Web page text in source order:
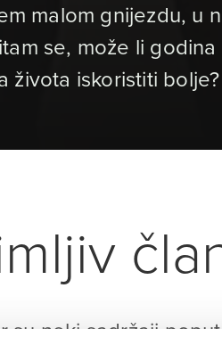
malom gnijezdu, u
se, može li
života iskoristiti bolje?
su neki sadržaji